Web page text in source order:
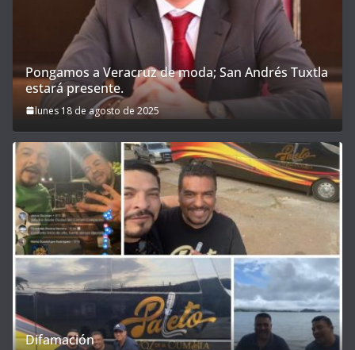
Pongamos a Veracruz de moda; San Andrés Tuxtla
estará presente.
lunes 18 de agosto de 2025
Difamación